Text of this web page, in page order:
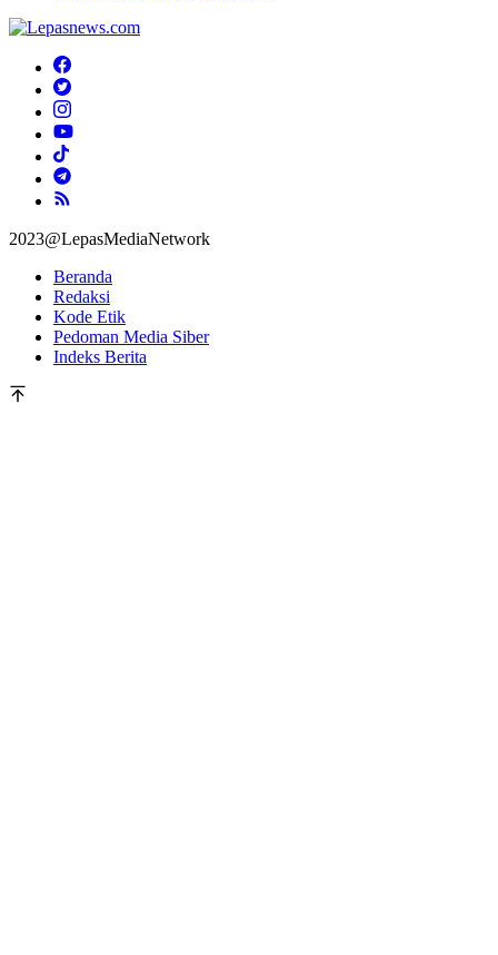
2023@LepasMediaNetwork
Beranda
Redaksi
Kode Etik
Pedoman Media Siber
Indeks Berita